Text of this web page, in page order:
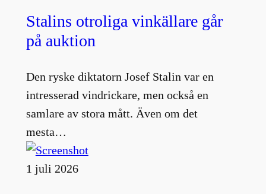
Stalins otroliga vinkällare går
på auktion
Den ryske diktatorn Josef Stalin var en
intresserad vindrickare, men också en
samlare av stora mått. Även om det
mesta…
1 juli 2026